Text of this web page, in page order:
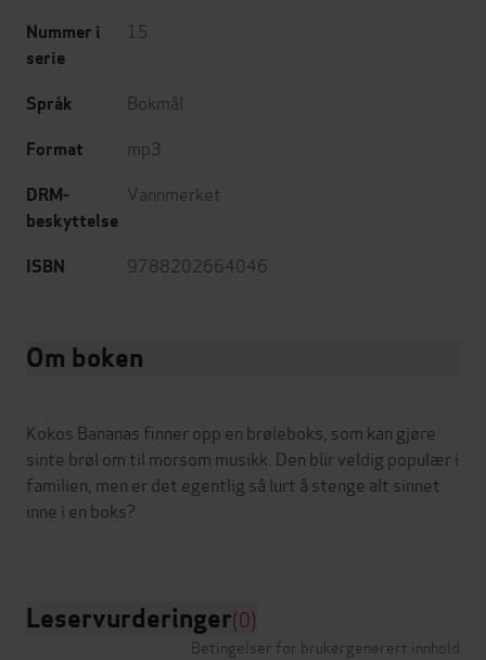
Nummer i
serie
15
Språk Bokmål
Format mp3
DRM-
beskyttelse
Vannmerket
ISBN 9788202664046
Om boken
Kokos Bananas finner opp en brøleboks, som kan gjøre
sinte brøl om til morsom musikk. Den blir veldig populær i
familien, men er det egentlig så lurt å stenge alt sinnet
inne i en boks?
Leservurderinger(0)
Betingelser for brukergenerert innhold